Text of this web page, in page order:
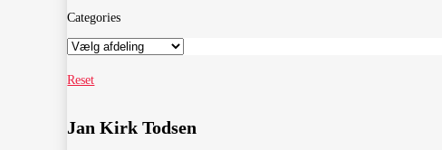
Categories
Reset
Jan Kirk Todsen